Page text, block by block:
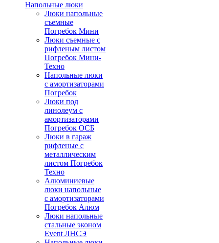
Напольные люки
Люки напольные
съемные
Погребок Мини
Люки съемные с
рифленым листом
Погребок Мини-
Техно
Напольные люки
с амортизаторами
Погребок
Люки под
линолеум с
амортизаторами
Погребок ОСБ
Люки в гараж
рифленые с
металлическим
листом Погребок
Техно
Алюминиевые
люки напольные
с амортизаторами
Погребок Алюм
Люки напольные
стальные эконом
Event ЛНСЭ